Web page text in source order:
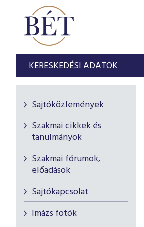
KERESKEDÉSI ADATOK
Sajtóközlemények
Szakmai cikkek és
tanulmányok
Szakmai fórumok,
előadások
Sajtókapcsolat
Imázs fotók